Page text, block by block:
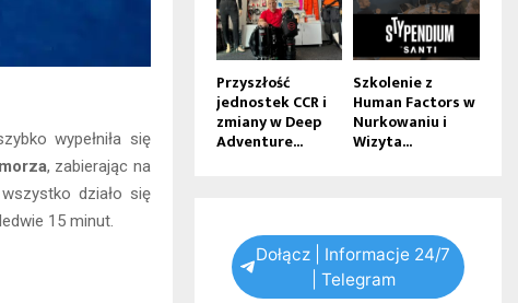
wypełniła się
, zabierając na
działo się
15 minut.
Przyszłość
jednostek CCR i
zmiany w Deep
Adventure...
Szkolenie z
Human Factors w
Nurkowaniu i
Wizyta...
Dołącz | Informacje 24/7
| Telegram